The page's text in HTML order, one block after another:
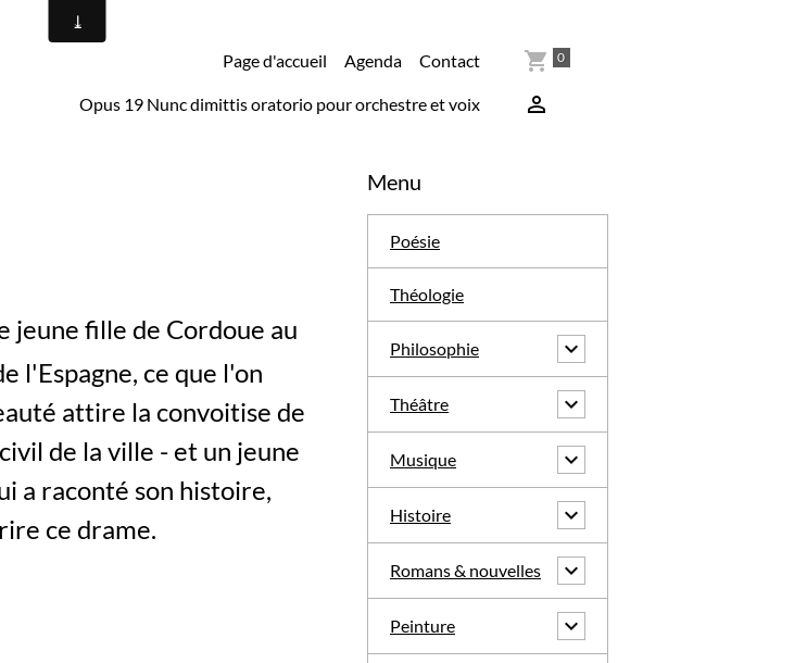
Page d'accueil Agenda Contact
Opus 19 Nunc dimittis oratorio pour orchestre et voix
0
fille de Cordoue au
l'Espagne, ce que l'on
attire la convoitise de
de la ville - et un jeune
a raconté son histoire,
ce drame.
Menu
Poésie
Théologie
Philosophie
Théâtre
Musique
Histoire
Romans & nouvelles
Peinture